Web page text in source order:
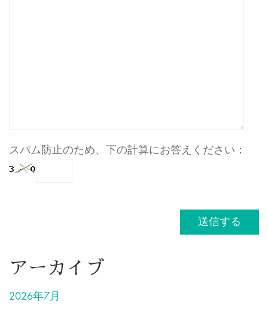
スパム防止のため、下の計算にお答えください：
アーカイブ
2026年7月